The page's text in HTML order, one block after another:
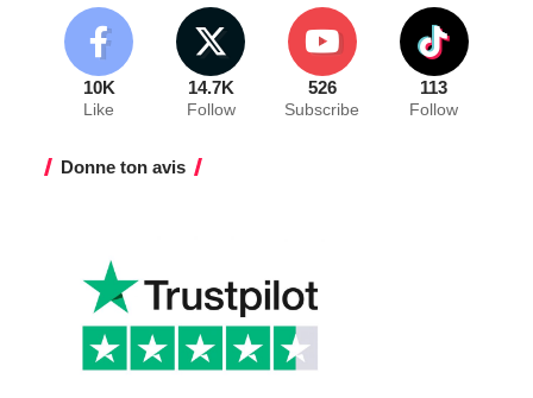
10K
Like
14.7K
Follow
526
Subscribe
113
Follow
Donne ton avis